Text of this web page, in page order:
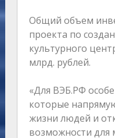
Общий объем
проекта по
культурного
млрд. рублей.
«Для ВЭБ.РФ
которые
жизни людей и
возможности для